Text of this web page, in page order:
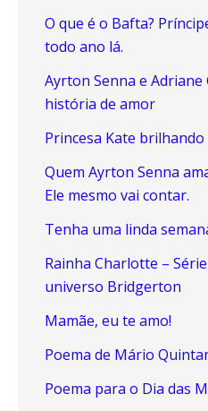
O que é o Bafta?
todo ano lá.
Ayrton Senna e Adriane
história de amor
Princesa Kate
Quem Ayrton Senna
Ele mesmo vai contar.
Tenha uma linda
Rainha Charlotte –
universo Bridgerton
Mamãe, eu te amo!
Poema de Mário
Poema para o Dia das